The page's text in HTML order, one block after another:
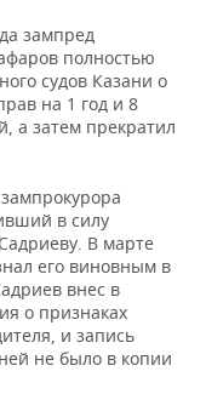
зампред
полностью
судов Казани о
на 1 год и 8
а затем прекратил
в силу
В марте
его виновным в
внес в
о признаках
и запись
не было в копии